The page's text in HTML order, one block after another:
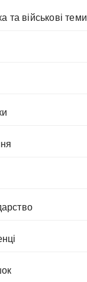
та військові теми